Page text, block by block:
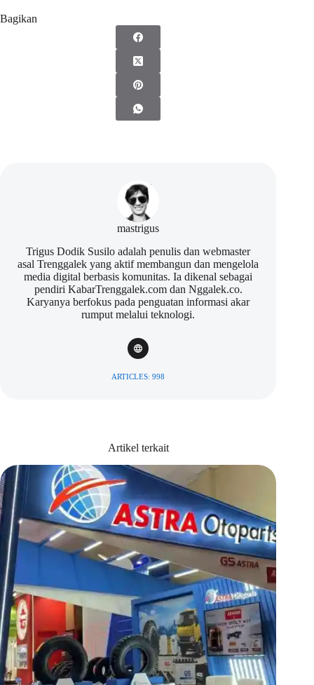
Bagikan
mastrigus
Trigus Dodik Susilo adalah penulis dan webmaster
asal Trenggalek yang aktif membangun dan mengelola
media digital berbasis komunitas. Ia dikenal sebagai
pendiri KabarTrenggalek.com dan Nggalek.co.
Karyanya berfokus pada penguatan informasi akar
rumput melalui teknologi.
ARTICLES: 998
Artikel terkait